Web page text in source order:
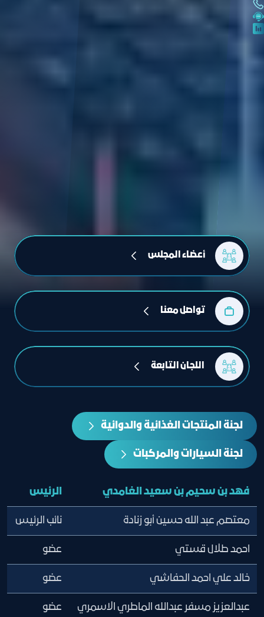
أعضاء المجلس
تواصل معنا
اللجان التابعة
لجنة المنتجات الغذائية والدوائية
لجنة السيارات والمركبات
فهد بن سحيم بن سعيد الغامدي الرئيس
معتصم عبد الله حسين أبو زنادة نائب الرئيس
احمد طلال قستي عضو
خالد علي احمد الحفاشي عضو
عبدالعزيز مسفر عبدالله الماطري الاسمري عضو